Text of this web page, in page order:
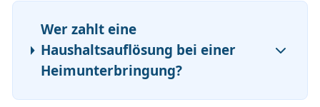
Wer zahlt eine
Haushaltsauflösung bei einer
Heimunterbringung?